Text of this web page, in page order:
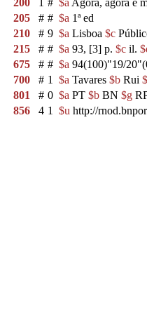
200
1 # $a Agora, agora e
205
# # $a 1ª ed
210
# 9 $a Lisboa $c
215
# # $a 93, [3] p. $c il.
675
# # $a 94(100)"19/
700
# 1 $a Tavares $b Rui
801
# 0 $a PT $b BN $g
856
4 1 $u http://